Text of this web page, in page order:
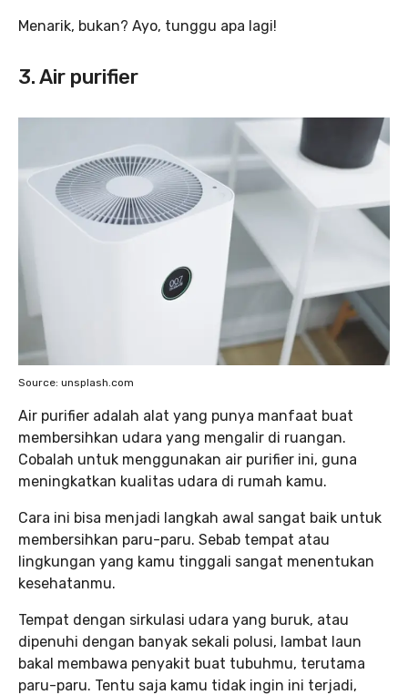
Menarik, bukan? Ayo, tunggu apa lagi!
3. Air purifier
Source: unsplash.com
Air purifier adalah alat yang punya manfaat buat
membersihkan udara yang mengalir di ruangan.
Cobalah untuk menggunakan air purifier ini, guna
meningkatkan kualitas udara di rumah kamu.
Cara ini bisa menjadi langkah awal sangat baik untuk
membersihkan paru-paru. Sebab tempat atau
lingkungan yang kamu tinggali sangat menentukan
kesehatanmu.
Tempat dengan sirkulasi udara yang buruk, atau
dipenuhi dengan banyak sekali polusi, lambat laun
bakal membawa penyakit buat tubuhmu, terutama
paru-paru. Tentu saja kamu tidak ingin ini terjadi,